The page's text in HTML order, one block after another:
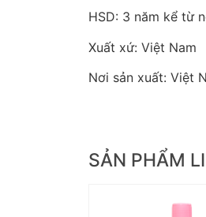
HSD: 3 năm kể từ
Xuất xứ: Việt Nam
Nơi sản xuất: Việt
SẢN PHẨM